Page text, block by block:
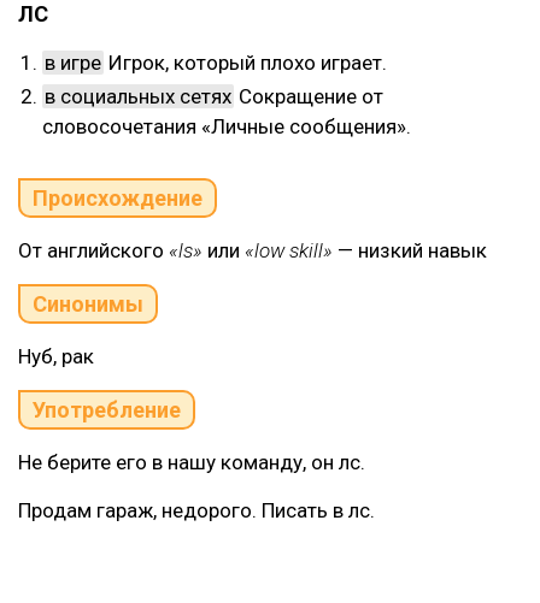
ЛС
в игре Игрок, который плохо играет.
в социальных сетях Сокращение от
словосочетания «Личные сообщения».
Происхождение
От английского «ls» или «low skill» — низкий навык
Синонимы
Нуб, рак
Употребление
Не берите его в нашу команду, он лс.
Продам гараж, недорого. Писать в лс.